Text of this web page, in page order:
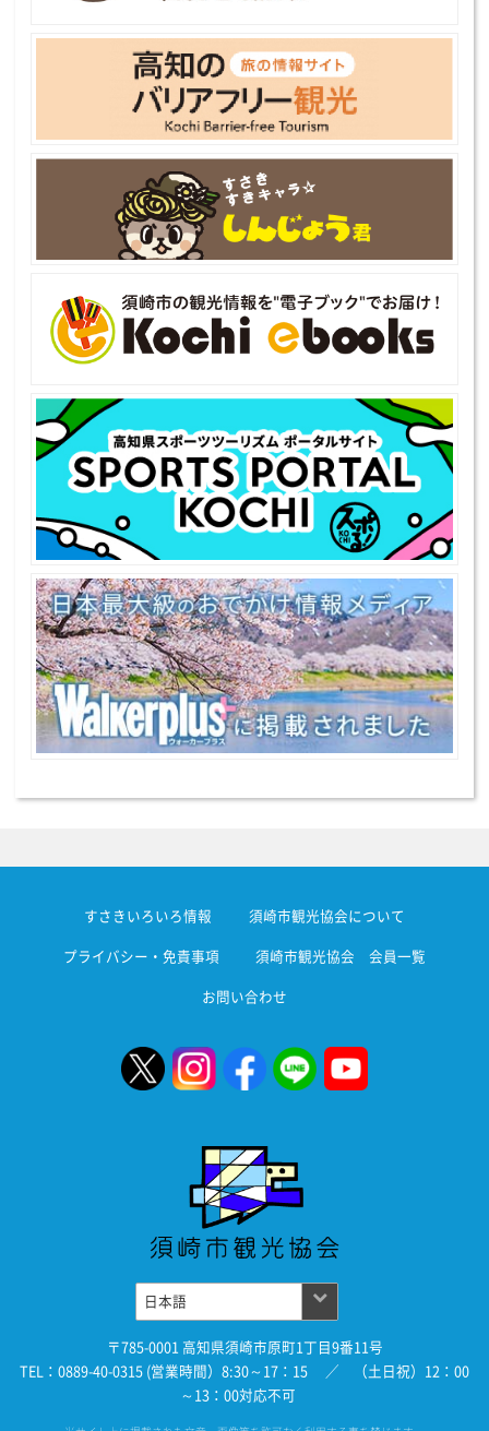
すさきいろいろ情報 須崎市観光協会について
プライバシー・免責事項 須崎市観光協会 会員一覧
お問い合わせ
〒785-0001 高知県須崎市原町1丁目9番11号
TEL：0889-40-0315 (営業時間）8:30～17：15 ／ （土日祝）12：00
～13：00対応不可